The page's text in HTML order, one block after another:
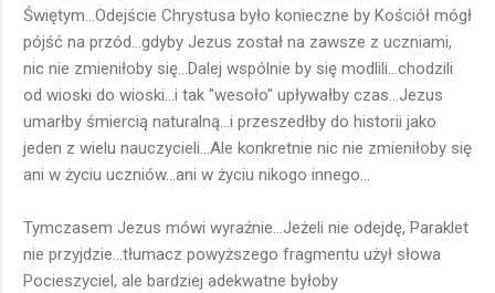
Świętym...Odejście Chrystusa było konieczne by Kościół mógł
pójść na przód...gdyby Jezus został na zawsze z uczniami,
nic nie zmieniłoby się...Dalej wspólnie by się modlili...chodzili
od wioski do wioski...i tak "wesoło" upływałby czas...Jezus
umarłby śmiercią naturalną...i przeszedłby do historii jako
jeden z wielu nauczycieli...Ale konkretnie nic nie zmieniłoby się
ani w życiu uczniów...ani w życiu nikogo innego...
Tymczasem Jezus mówi wyraźnie...Jeżeli nie odejdę, Paraklet
nie przyjdzie...tłumacz powyższego fragmentu użył słowa
Pocieszyciel, ale bardziej adekwatne byłoby